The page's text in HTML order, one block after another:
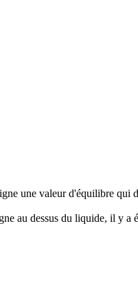
une valeur d'équilibre qui
au dessus du liquide, il y a